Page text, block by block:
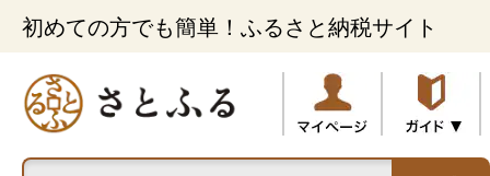
初めての方でも簡単！ふるさと納税サイト